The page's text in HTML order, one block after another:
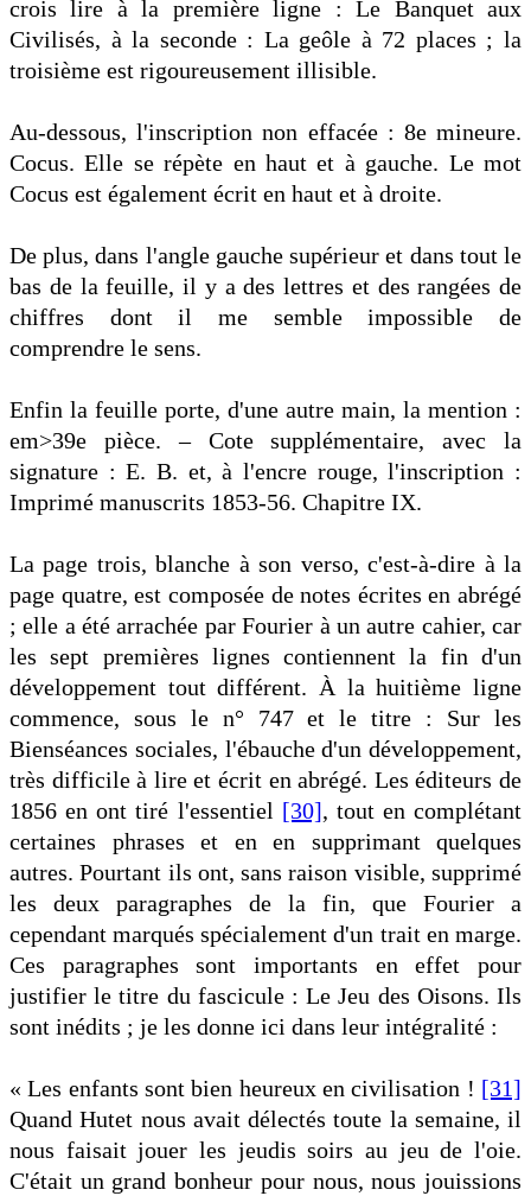
crois lire à la première ligne : Le Banquet aux
Civilisés, à la seconde : La geôle à 72 places ; la
troisième est rigoureusement illisible.
Au-dessous, l'inscription non effacée : 8e mineure.
Cocus. Elle se répète en haut et à gauche. Le mot
Cocus est également écrit en haut et à droite.
De plus, dans l'angle gauche supérieur et dans tout le
bas de la feuille, il y a des lettres et des rangées de
chiffres dont il me semble impossible de
comprendre le sens.
Enfin la feuille porte, d'une autre main, la mention :
em>39e pièce. – Cote supplémentaire, avec la
signature : E. B. et, à l'encre rouge, l'inscription :
Imprimé manuscrits 1853-56. Chapitre IX.
La page trois, blanche à son verso, c'est-à-dire à la
page quatre, est composée de notes écrites en abrégé
; elle a été arrachée par Fourier à un autre cahier, car
les sept premières lignes contiennent la fin d'un
développement tout différent. À la huitième ligne
commence, sous le n° 747 et le titre : Sur les
Bienséances sociales, l'ébauche d'un développement,
très difficile à lire et écrit en abrégé. Les éditeurs de
1856 en ont tiré l'essentiel [30], tout en complétant
certaines phrases et en en supprimant quelques
autres. Pourtant ils ont, sans raison visible, supprimé
les deux paragraphes de la fin, que Fourier a
cependant marqués spécialement d'un trait en marge.
Ces paragraphes sont importants en effet pour
justifier le titre du fascicule : Le Jeu des Oisons. Ils
sont inédits ; je les donne ici dans leur intégralité :
« Les enfants sont bien heureux en civilisation ! [31]
Quand Hutet nous avait délectés toute la semaine, il
nous faisait jouer les jeudis soirs au jeu de l'oie.
C'était un grand bonheur pour nous, nous jouissions